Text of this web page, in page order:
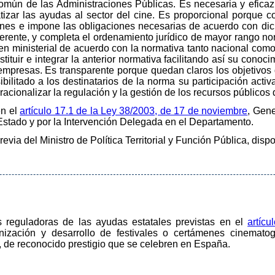
de las Administraciones Públicas. Es necesaria y
las ayudas al sector del cine. Es proporcional porque
e impone las obligaciones necesarias de acuerdo con
y completa el ordenamiento jurídico de mayor rango
ministerial de acuerdo con la normativa tanto nacional
e integrar la anterior normativa facilitando así su
Es transparente porque quedan claros los
a los destinatarios de la norma su participación
la regulación y la gestión de los recursos públicos
elartículo 17.1 de la Ley 38/2003, de 17 de noviembre,
y por la Intervención Delegada en el Departamento.
del Ministro de Política Territorial y Función Pública,
reguladoras de las ayudas estatales previstas en el
y desarrollo de festivales o certámenes
reconocido prestigio que se celebren en España.